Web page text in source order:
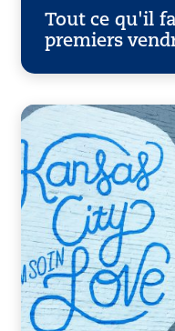
Tout ce qu'il
premiers